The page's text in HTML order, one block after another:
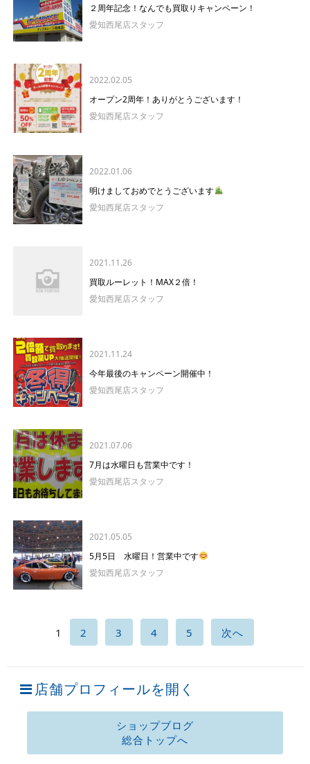
２周年記念！なんでも買取りキャンペーン！
愛知西尾店スタッフ
2022.02.05
オープン2周年！ありがとうございます！
愛知西尾店スタッフ
2022.01.06
明けましておめでとうございます
愛知西尾店スタッフ
2021.11.26
買取ルーレット！MAX２倍！
愛知西尾店スタッフ
2021.11.24
今年最後のキャンペーン開催中！
愛知西尾店スタッフ
2021.07.06
7月は水曜日も営業中です！
愛知西尾店スタッフ
2021.05.05
5月5日 水曜日！営業中です
愛知西尾店スタッフ
1 2 3 4 5 次へ
店舗プロフィールを開く
ショップブログ
総合トップへ